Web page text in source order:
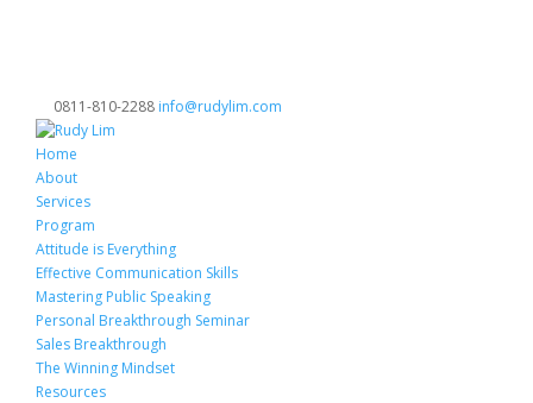
0811-810-2288 info@rudylim.com
Home
About
Services
Program
Attitude is Everything
Effective Communication Skills
Mastering Public Speaking
Personal Breakthrough Seminar
Sales Breakthrough
The Winning Mindset
Resources